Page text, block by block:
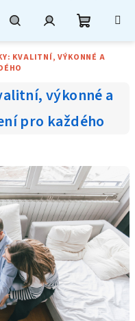
KVALITNÍ, VÝKONNÉ A
výkonné a
pro každého